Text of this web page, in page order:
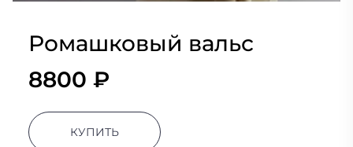
Ромашковый вальс
8800 ₽
КУПИТЬ